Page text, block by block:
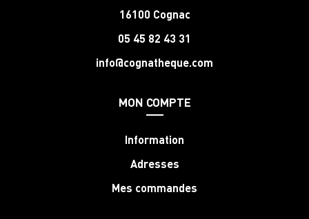
16100 Cognac
05 45 82 43 31
info@cognatheque.com
MON COMPTE
Information
Adresses
Mes commandes